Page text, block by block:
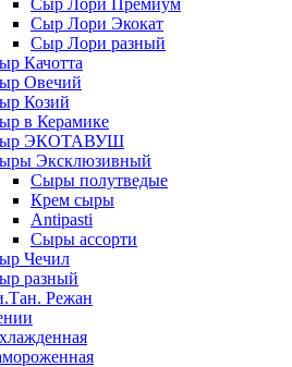
Сыр Лори Премиум
Сыр Лори Экокат
Сыр Лори разный
Качотта
Овечий
Козий
в Керамике
ЭКОТАВУШ
Эксклюзивный
Сыры полутведые
Крем сыры
Antipasti
Сыры ассорти
Чечил
разный
Режан